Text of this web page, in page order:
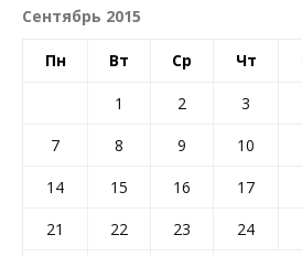
Сентябрь 2015
Пн Вт Ср Чт
1 2 3
7
8 9 10
14
15 16 17
21
22 23 24